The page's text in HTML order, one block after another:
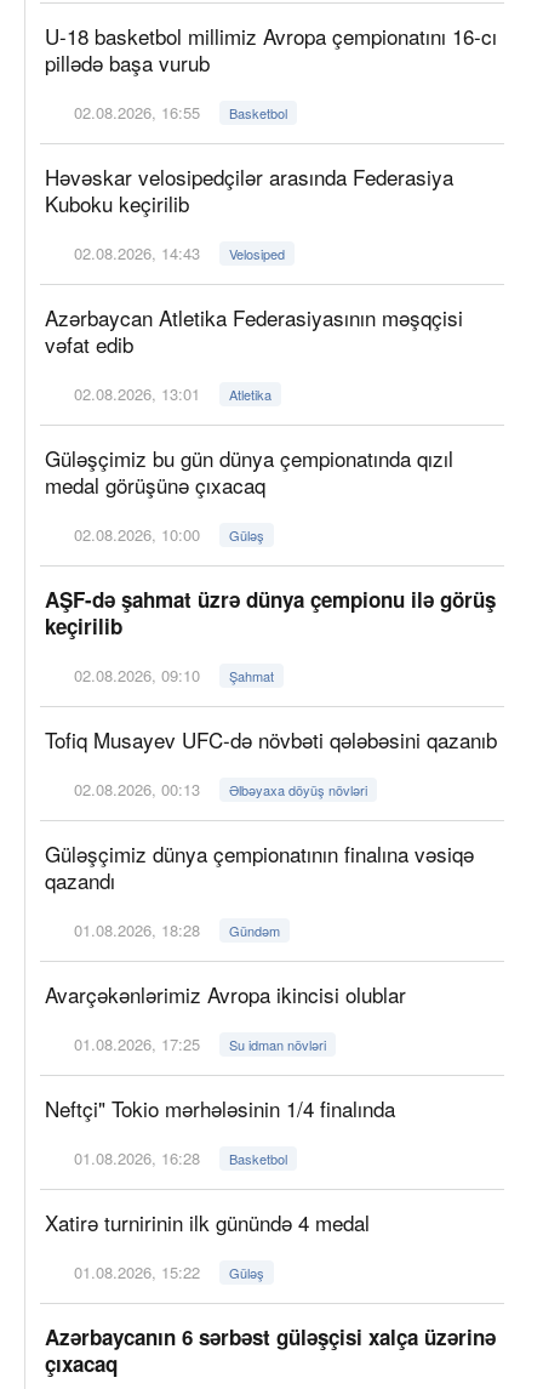
U-18 basketbol millimiz Avropa çempionatını 16-cı
pillədə başa vurub
02.08.2026, 16:55 Basketbol
Həvəskar velosipedçilər arasında Federasiya
Kuboku keçirilib
02.08.2026, 14:43 Velosiped
Azərbaycan Atletika Federasiyasının məşqçisi
vəfat edib
02.08.2026, 13:01 Atletika
Güləşçimiz bu gün dünya çempionatında qızıl
medal görüşünə çıxacaq
02.08.2026, 10:00 Güləş
AŞF-də şahmat üzrə dünya çempionu ilə görüş
keçirilib
02.08.2026, 09:10 Şahmat
Tofiq Musayev UFC-də növbəti qələbəsini qazanıb
02.08.2026, 00:13 Əlbəyaxa döyüş növləri
Güləşçimiz dünya çempionatının finalına vəsiqə
qazandı
01.08.2026, 18:28 Gündəm
Avarçəkənlərimiz Avropa ikincisi olublar
01.08.2026, 17:25 Su idman növləri
Neftçi" Tokio mərhələsinin 1/4 finalında
01.08.2026, 16:28 Basketbol
Xatirə turnirinin ilk günündə 4 medal
01.08.2026, 15:22 Güləş
Azərbaycanın 6 sərbəst güləşçisi xalça üzərinə
çıxacaq